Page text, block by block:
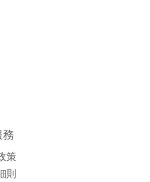
策
則